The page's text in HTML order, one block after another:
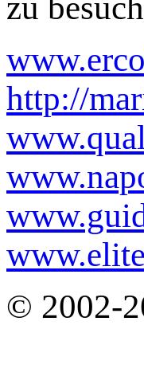
zu
http://
© 2002-